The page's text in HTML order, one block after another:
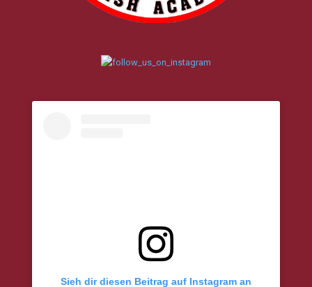
Sieh dir diesen Beitrag auf Instagram an